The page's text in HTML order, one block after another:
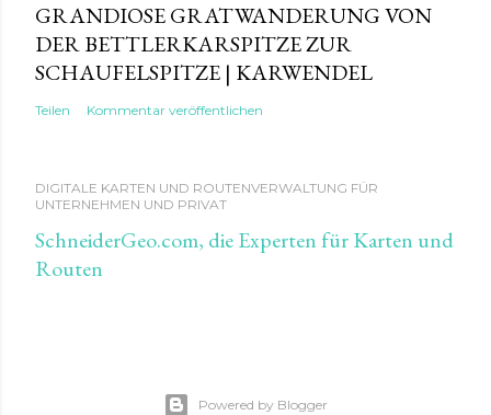
GRANDIOSE GRATWANDERUNG VON
DER BETTLERKARSPITZE ZUR
SCHAUFELSPITZE | KARWENDEL
Teilen Kommentar veröffentlichen
DIGITALE KARTEN UND ROUTENVERWALTUNG FÜR
UNTERNEHMEN UND PRIVAT
SchneiderGeo.com, die Experten für Karten und
Routen
Powered by Blogger